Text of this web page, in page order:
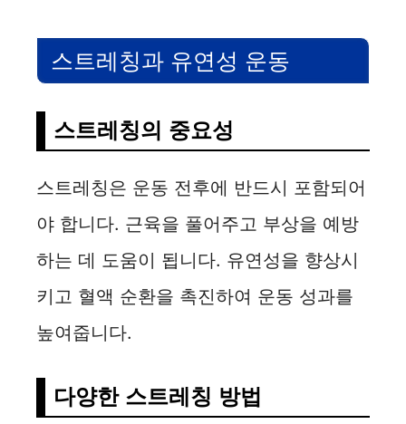
스트레칭과 유연성 운동
스트레칭의 중요성
스트레칭은 운동 전후에 반드시 포함되어
야 합니다. 근육을 풀어주고 부상을 예방
하는 데 도움이 됩니다. 유연성을 향상시
키고 혈액 순환을 촉진하여 운동 성과를
높여줍니다.
다양한 스트레칭 방법